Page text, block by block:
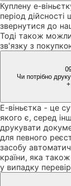
Куплену е-
період
звернутися до
Тоді також
зв'язку з
Чи потрібно
+
Е-віньєтка - це
якого є, серед
друкувати
для певного
засобу
країни, яка
у випадку